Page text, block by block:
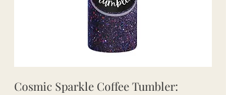
Cosmic Sparkle Coffee Tumbler: